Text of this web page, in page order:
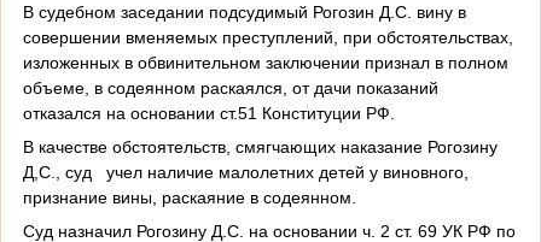
В судебном заседании подсудимый Рогозин Д.С. вину в
совершении вменяемых преступлений, при обстоятельствах,
изложенных в обвинительном заключении признал в полном
объеме, в содеянном раскаялся, от дачи показаний
отказался на основании ст.51 Конституции РФ.
В качестве обстоятельств, смягчающих наказание Рогозину
Д,С., суд
учел наличие малолетних детей у виновного,
признание вины, раскаяние в содеянном.
Суд назначил Рогозину Д.С. на основании ч. 2 ст. 69 УК РФ по